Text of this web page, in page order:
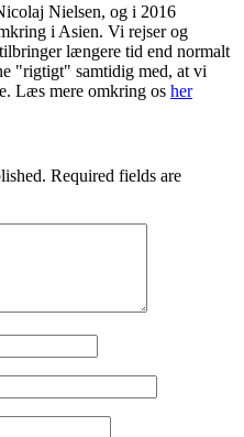
Nielsen, og i 2016
i Asien. Vi rejser og
længere tid end normalt
"rigtigt" samtidig med, at vi
Læs mere omkring os her
Required fields are